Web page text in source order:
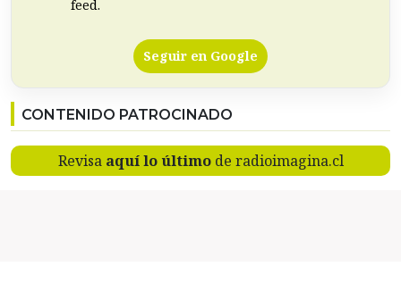
feed.
Seguir en Google
CONTENIDO PATROCINADO
Revisa aquí lo últimode radioimagina.cl